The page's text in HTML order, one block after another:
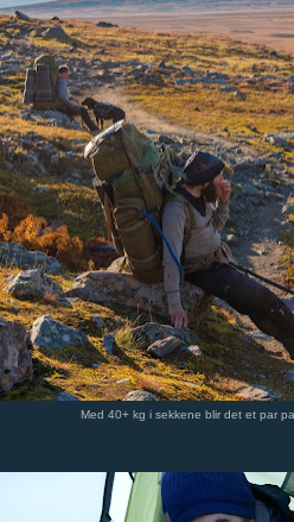
Med 40+ kg i sekkene blir det et par